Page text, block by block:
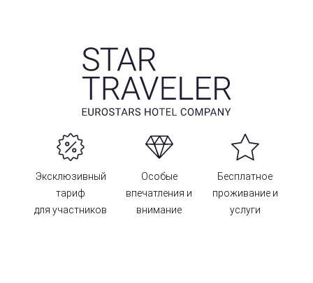
Эксклюзивный
тариф
для участников
Особые
впечатления и
внимание
Бесплатное
проживание и
услуги